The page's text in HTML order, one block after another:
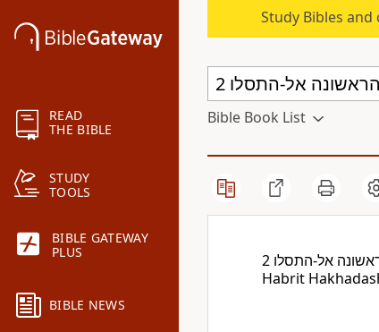
READ
THE BIBLE
STUDY
TOOLS
BIBLE GATEWAY
PLUS
BIBLE NEWS
Study Bibles
Bible Book List
אל-התסלו 2
Habrit